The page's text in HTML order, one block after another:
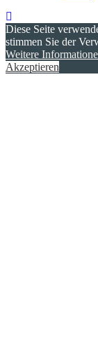
Diese Seite
stimmen Sie der
Weitere
Akzeptieren